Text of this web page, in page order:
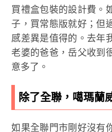
買禮盒包裝的設計費。
子，買常態版就好；但
感差異是值得的。去年
老婆的爸爸，岳父收到
意多了。
除了全聯，噶瑪蘭
如果全聯門市剛好沒有